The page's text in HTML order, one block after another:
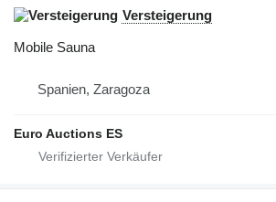
Versteigerung
Mobile Sauna
Spanien, Zaragoza
Euro Auctions ES